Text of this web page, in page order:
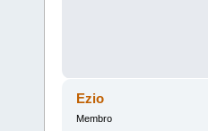
Ezio
Membro